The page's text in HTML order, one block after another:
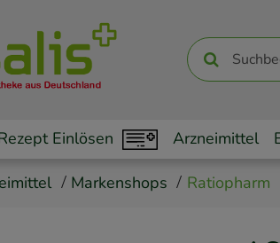
Einlösen Arzneimittel
Markenshops Ratiopharm